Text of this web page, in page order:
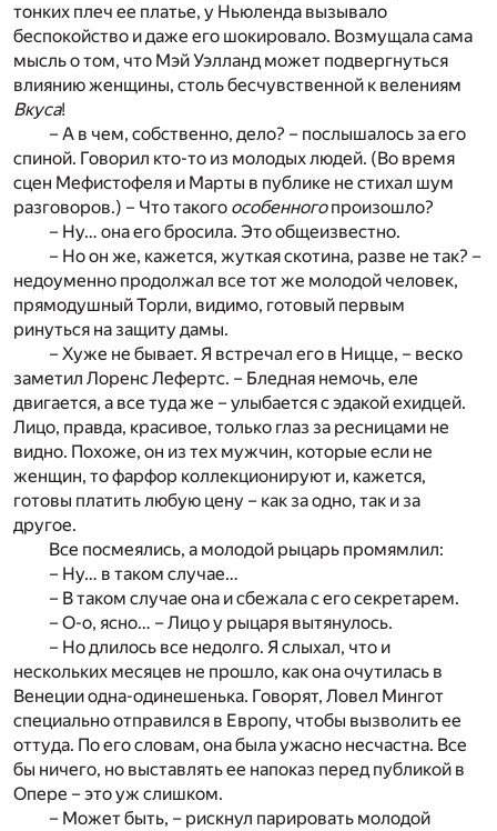
тонких плеч ее платье, у Ньюленда вызывало
беспокойство и даже его шокировало. Возмущала сама
мысль о том, что Мэй Уэлланд может подвергнуться
влиянию женщины, столь бесчувственной к велениям
Вкуса!
– А в чем, собственно, дело? – послышалось за его
спиной. Говорил кто-то из молодых людей. (Во время
сцен Мефистофеля и Марты в публике не стихал шум
разговоров.) – Что такого особенногопроизошло?
– Ну… она его бросила. Это общеизвестно.
– Но он же, кажется, жуткая скотина, разве не так? –
недоуменно продолжал все тот же молодой человек,
прямодушный Торли, видимо, готовый первым
ринуться на защиту дамы.
– Хуже не бывает. Я встречал его в Ницце, – веско
заметил Лоренс Лефертс. – Бледная немочь, еле
двигается, а все туда же – улыбается с эдакой ехидцей.
Лицо, правда, красивое, только глаз за ресницами не
видно. Похоже, он из тех мужчин, которые если не
женщин, то фарфор коллекционируют и, кажется,
готовы платить любую цену – как за одно, так и за
другое.
Все посмеялись, а молодой рыцарь промямлил:
– Ну… в таком случае…
– В таком случае она и сбежала с его секретарем.
– О-о, ясно… – Лицо у рыцаря вытянулось.
– Но длилось все недолго. Я слыхал, что и
нескольких месяцев не прошло, как она очутилась в
Венеции одна-одинешенька. Говорят, Ловел Мингот
специально отправился в Европу, чтобы вызволить ее
оттуда. По его словам, она была ужасно несчастна. Все
бы ничего, но выставлять ее напоказ перед публикой в
Опере – это уж слишком.
– Может быть, – рискнул парировать молодой